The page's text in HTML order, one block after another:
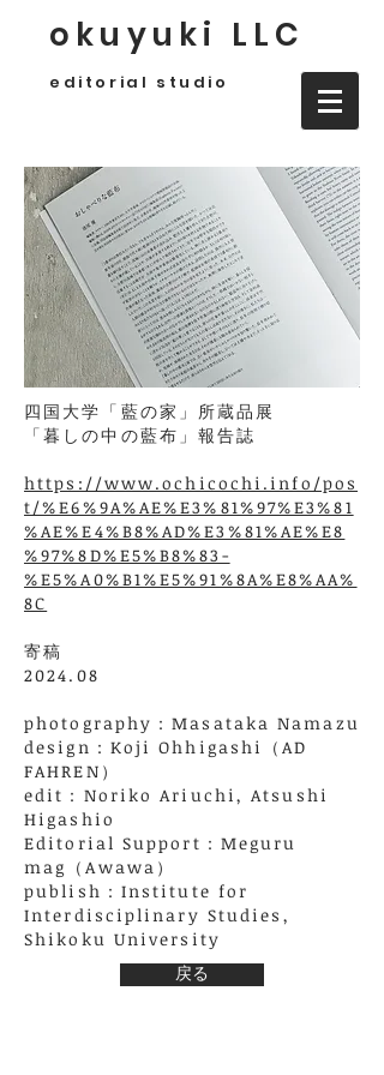
okuyuki LLC
editorial studio
四国大学「藍の家」所蔵品展
「暮しの中の藍布」報告誌
https://www.ochicochi.info/pos
t/%E6%9A%AE%E3%81%97%E3%81
%AE%E4%B8%AD%E3%81%AE%E8
%97%8D%E5%B8%83-
%E5%A0%B1%E5%91%8A%E8%AA%
8C
寄稿
2024.08
photography ：Masataka Namazu
design ： Koji Ohhigashi（AD
FAHREN）
edit ：Noriko Ariuchi,Atsushi
Higashio
Editorial Support ：Meguru
mag （Awawa）
publish： Institute for
Interdisciplinary Studies,
Shikoku University
戻る